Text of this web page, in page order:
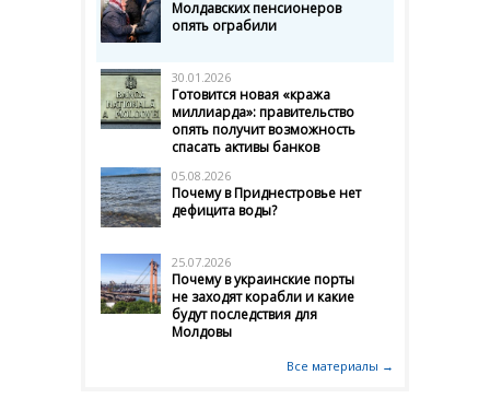
Молдавских пенсионеров
опять ограбили
30.01.2026
Готовится новая «кража
миллиарда»: правительство
опять получит возможность
спасать активы банков
05.08.2026
Почему в Приднестровье нет
дефицита воды?
25.07.2026
Почему в украинские порты
не заходят корабли и какие
будут последствия для
Молдовы
Все материалы →